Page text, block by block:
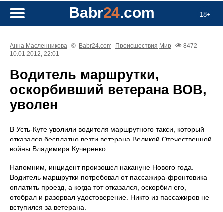
18+
Babr24.com
Анна Масленникова © Babr24.com Происшествия Мир
8472
10.01.2012, 22:01
Водитель маршрутки,
оскорбивший ветерана ВОВ,
уволен
В Усть-Куте уволили водителя маршрутного такси, который
отказался бесплатно везти ветерана Великой Отечественной
войны Владимира Кучеренко.
Напомним, инцидент произошел накануне Нового года.
Водитель маршрутки потребовал от пассажира-фронтовика
оплатить проезд, а когда тот отказался, оскорбил его,
отобрал и разорвал удостоверение. Никто из пассажиров не
вступился за ветерана.